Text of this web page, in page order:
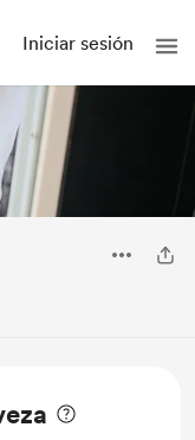
Iniciar sesión